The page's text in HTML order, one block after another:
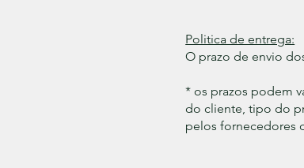
Politica de entrega:
O prazo de envio
* os prazos podem
do cliente, tipo do
pelos fornecedores